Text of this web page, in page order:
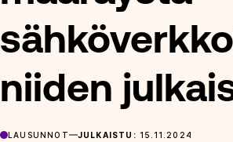
niiden
LAUSUNNOT JULKAISTU: 15.11.2024